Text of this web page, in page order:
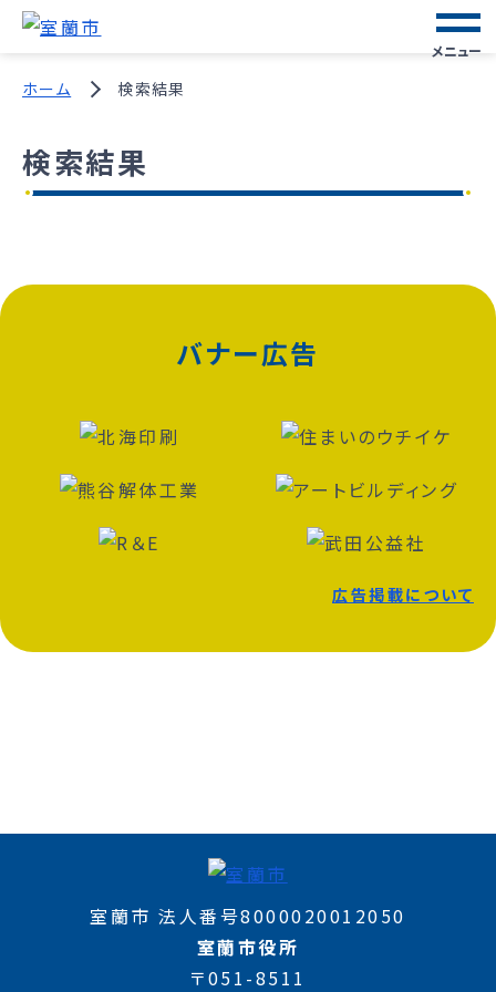
メニュー
ホーム 検索結果
検索結果
バナー広告
広告掲載について
室蘭市 法人番号8000020012050
室蘭市役所
〒051-8511